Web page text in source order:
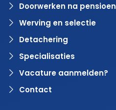
Doorwerken na pensioen
Werving en selectie
Detachering
Specialisaties
Vacature aanmelden?
Contact